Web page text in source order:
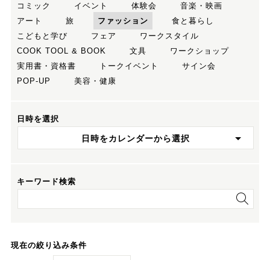
コミック
イベント 体験会
音楽・映画
アート
旅 ファッション
食と暮らし
こどもと学び
フェア
ワークスタイル
COOK TOOL & BOOK
文具
ワークショップ
実用書・資格書
トークイベント
サイン会
POP-UP
美容・健康
日時を選択
日時をカレンダーから選択
キーワード検索
現在の絞り込み条件